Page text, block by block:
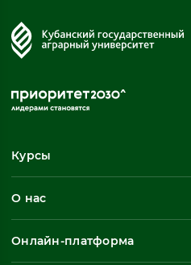
Курсы
Повышение квалификации
Профессиональная
О нас
Онлайн-платформа